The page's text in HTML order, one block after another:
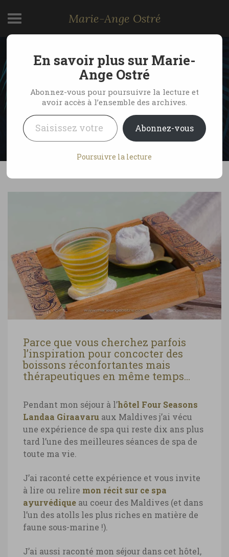
Marie-Ange Ostré
Recette d’une infusion
ayurvédique, Maldives
by Marie-Ange Ostré
9 août 2022
No Comments
Parce que vous cherchez parfois
l’inspiration pour concocter des
boissons réconfortantes mais
thérapeutiques en même temps…
Pendant mon séjour à l’hôtel Four Seasons
Landaa Giraavaru aux Maldives j’ai vécu
une expérience de spa qui reste dix ans plus
tard l’une des meilleures séances de spa de
toute ma vie.
J’ai raconté cette expérience et vous invite
à lire ou relire mon récit sur ce spa
ayurvédique au coeur des Maldives (et dans
l’un des atolls les plus riches en matière de
faune sous-marine !).
J’ai aussi raconté mon séjour dans cet hôtel,
En savoir plus sur Marie-
Ange Ostré
Abonnez-vous pour poursuivre la lecture et
avoir accès à l’ensemble des archives.
Saisissez votre adresse e-mail…
Abonnez-vous
Poursuivre la lecture